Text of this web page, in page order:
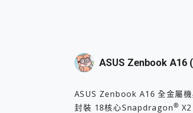
ASUS Zenbook A16
ASUS Zenbook A16 全金屬
封裝 18核心Snapdragon®